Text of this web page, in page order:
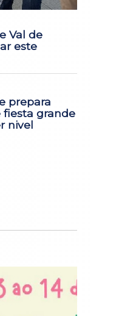
Val de
este
prepara
fiesta grande
nivel